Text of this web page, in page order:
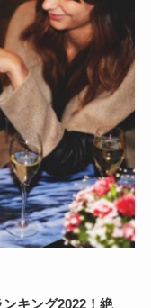
キング2022！絶